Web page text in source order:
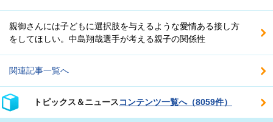
親御さんには子どもに選択肢を与えるような愛情ある接し方
をしてほしい。中島翔哉選手が考える親子の関係性
関連記事一覧へ
トピックス＆ニュースコンテンツ一覧へ（8059件）